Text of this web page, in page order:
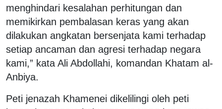
menghindari kesalahan perhitungan dan
memikirkan pembalasan keras yang akan
dilakukan angkatan bersenjata kami terhadap
setiap ancaman dan agresi terhadap negara
kami,” kata Ali Abdollahi, komandan Khatam al-
Anbiya.
Peti jenazah Khamenei dikelilingi oleh peti